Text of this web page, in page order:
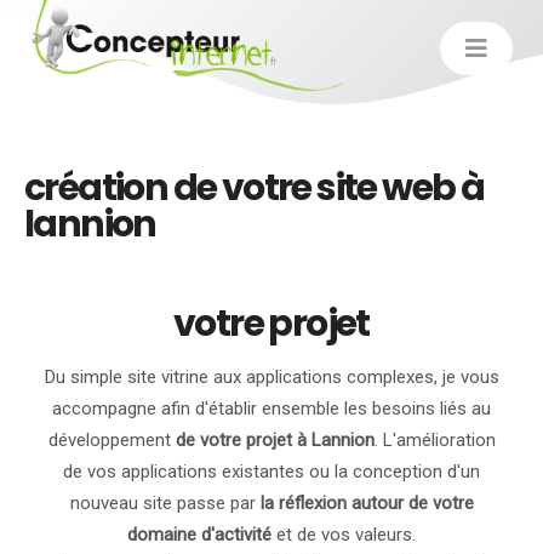
création de votre site web à
lannion
votre projet
Du simple site vitrine aux applications complexes, je vous
accompagne afin d'établir ensemble les besoins liés au
développement de votre projet à Lannion. L'amélioration
de vos applications existantes ou la conception d'un
nouveau site passe par la réflexion autour de votre
domaine d'activité et de vos valeurs.